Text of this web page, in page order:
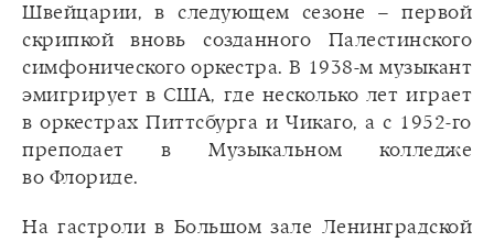
Швейцарии, в следующем сезоне – первой
скрипкой вновь созданного Палестинского
симфонического оркестра. В 1938-м музыкант
эмигрирует в США, где несколько лет играет
в оркестрах Питтсбурга и Чикаго, а с 1952-го
преподает в Музыкальном колледже
во Флориде.
На гастроли в Большом зале Ленинградской